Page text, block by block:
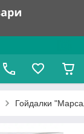
Гойдалки